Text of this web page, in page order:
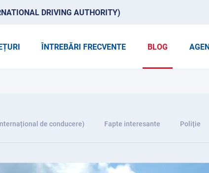
DRIVING AUTHORITY)
ÎNTREBĂRI FRECVENTE BLOG
de conducere) Fapte interesante
Poliție